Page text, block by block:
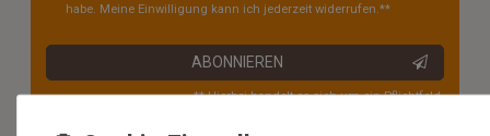
habe. Meine Einwilligung kann ich jederzeit widerrufen.**
ABONNIEREN
** Hierbei handelt es sich um ein Pflichtfeld.